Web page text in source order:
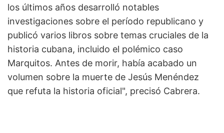
los últimos años desarrolló notables
investigaciones sobre el período republicano y
publicó varios libros sobre temas cruciales de la
historia cubana, incluido el polémico caso
Marquitos. Antes de morir, había acabado un
volumen sobre la muerte de Jesús Menéndez
que refuta la historia oficial", precisó Cabrera.